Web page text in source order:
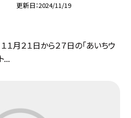
更新日 2024/11/19
１月２１日から２７日の「あいちウ
...